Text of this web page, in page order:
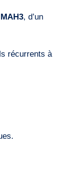
, d’un
récurrents à